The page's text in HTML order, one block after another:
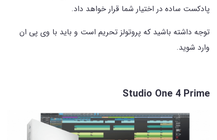
پادکست ساده در اختیار شما قرار خواهد داد.
توجه داشته باشید که پروتولز تحریم است و باید با وی پی ان
وارد شوید.
Studio One 4 Prime